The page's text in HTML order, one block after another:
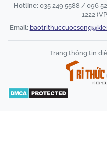
Hotline: 035 249 5588 / 096
1222
Email:
Trang thông tin